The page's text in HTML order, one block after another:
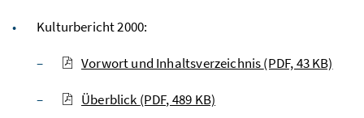
Kulturbericht 2000:
Vorwort und Inhaltsverzeichnis(PDF, 43 KB)
Überblick (PDF, 489 KB)